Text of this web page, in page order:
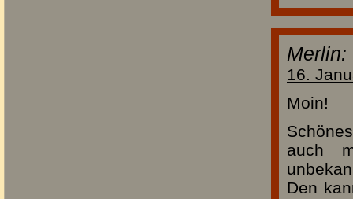
Merlin:
16.
Moin!
auch
Den